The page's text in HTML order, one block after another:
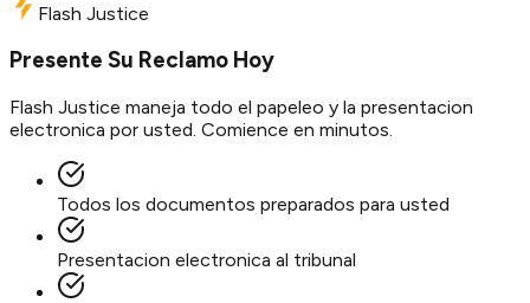
Flash Justice
Presente Su Reclamo Hoy
Flash Justice maneja todo el papeleo y la presentacion
electronica por usted. Comience en minutos.
Todos los documentos preparados para usted
Presentacion electronica al tribunal